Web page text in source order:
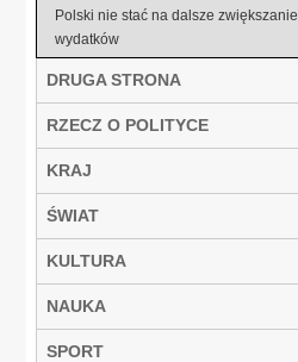
Polski nie stać na dalsze zwiększanie
wydatków
DRUGA STRONA
RZECZ O POLITYCE
KRAJ
ŚWIAT
KULTURA
NAUKA
SPORT